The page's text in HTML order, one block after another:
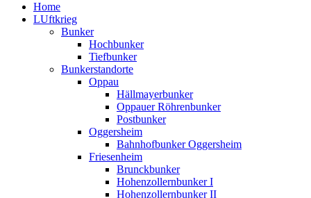
Home
LUftkrieg
Bunker
Hochbunker
Tiefbunker
Bunkerstandorte
Oppau
Hällmayerbunker
Oppauer Röhrenbunker
Postbunker
Oggersheim
Bahnhofbunker Oggersheim
Friesenheim
Brunckbunker
Hohenzollernbunker I
Hohenzollernbunker II